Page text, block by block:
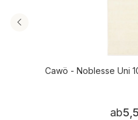
Cawö - Noblesse Uni
ab